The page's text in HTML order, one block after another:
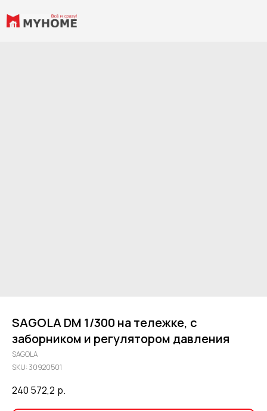
SAGOLA DM 1/300 на тележке, с
заборником и регулятором давления
SAGOLA
SKU:30920501
240 572,2 р.